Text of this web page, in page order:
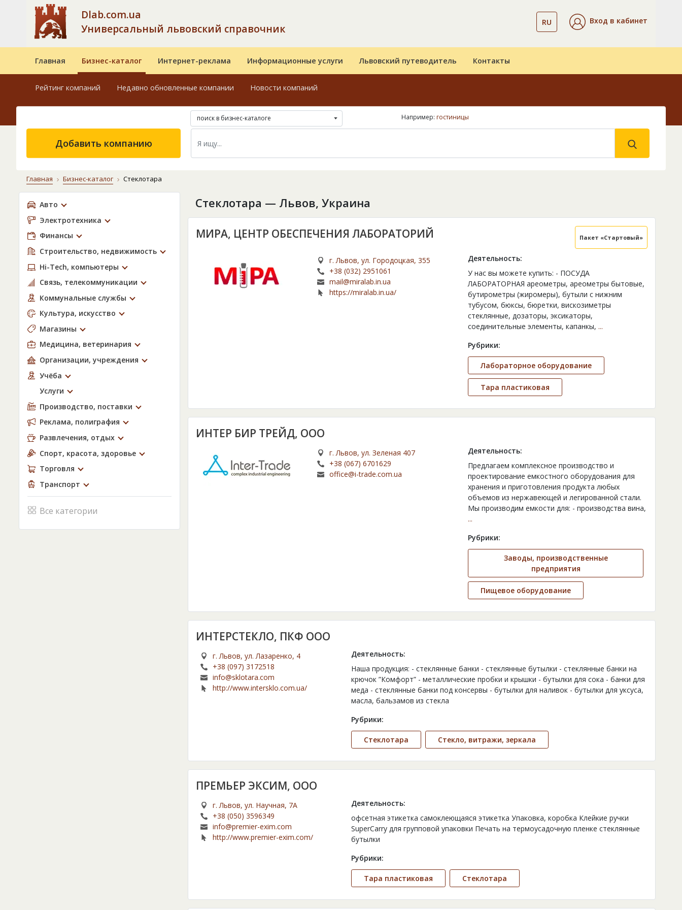
Dlab.com.ua
Универсальный львовский справочник
RU Вход в кабинет
Главная Бизнес-каталог Интернет-реклама Информационные услуги Львовский путеводитель Контакты
Рейтинг компаний Недавно обновленные компании Новости компаний
поиск в бизнес-каталоге Например: гостиницы
Добавить компанию
Главная Бизнес-каталог Стеклотара
Авто
Электротехника
Финансы
Строительство, недвижимость
Hi-Tech, компьютеры
Связь, телекоммуникации
Коммунальные службы
Культура, искусство
Магазины
Медицина, ветеринария
Организации, учреждения
Учёба
Услуги
Производство, поставки
Реклама, полиграфия
Развлечения, отдых
Спорт, красота, здоровье
Торговля
Транспорт
Все категории
Стеклотара — Львов, Украина
МИРА, ЦЕНТР ОБЕСПЕЧЕНИЯ ЛАБОРАТОРИЙ Пакет «Стартовый»
г. Львов, ул. Городоцкая, 355
+38 (032) 2951061
mail@miralab.in.ua
https://miralab.in.ua/
Деятельность:
У нас вы можете купить: - ПОСУДА
ЛАБОРАТОРНАЯ ареометры, ареометры бытовые,
бутирометры (жиромеры), бутыли с нижним
тубусом, бюксы, бюретки, вискозиметры
стеклянные, дозаторы, эксикаторы,
соединительные элементы, капанкы, ...
Рубрики:
Лабораторное оборудование
Тара пластиковая
ИНТЕР БИР ТРЕЙД, ООО
г. Львов, ул. Зеленая 407
+38 (067) 6701629
office@i-trade.com.ua
Деятельность:
Предлагаем комплексное производство и
проектирование емкостного оборудования для
хранения и приготовления продукта любых
объемов из нержавеющей и легированной стали.
Мы производим емкости для: - производства вина,
...
Рубрики:
Заводы, производственные
предприятия
Пищевое оборудование
ИНТЕРСТЕКЛО, ПКФ ООО
г. Львов, ул. Лазаренко, 4
+38 (097) 3172518
info@sklotara.com
http://www.intersklo.com.ua/
Деятельность:
Наша продукция: - стеклянные банки - стеклянные бутылки - стеклянные банки на
крючок ”Комфорт” - металлические пробки и крышки - бутылки для сока - банки для
меда - стеклянные банки под консервы - бутылки для наливок - бутылки для уксуса,
масла, бальзамов из стекла
Рубрики:
Стеклотара Стекло, витражи, зеркала
ПРЕМЬЕР ЭКСИМ, ООО
г. Львов, ул. Научная, 7А
+38 (050) 3596349
info@premier-exim.com
http://www.premier-exim.com/
Деятельность:
офсетная этикетка самоклеющаяся этикетка Упаковка, коробка Клейкие ручки
SuperCarry для групповой упаковки Печать на термоусадочную пленке стеклянные
бутылки
Рубрики:
Тара пластиковая Стеклотара